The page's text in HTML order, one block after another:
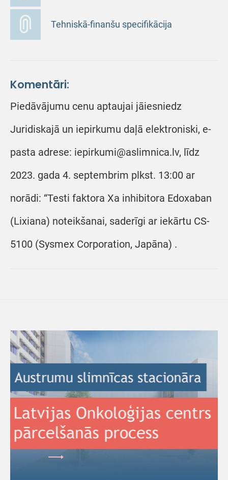
Tehniskā-finanšu specifikācija
Komentāri:
Piedāvājumu cenu aptaujai jāiesniedz
Juridiskajā un iepirkumu daļā elektroniski, e-
pasta adrese: iepirkumi@aslimnica.lv, līdz
2023. gada 4. septembrim plkst. 13:00 ar
norādi: “Testi faktora Xa inhibitora Edoxaban
(Lixiana) noteikšanai, saderīgi ar iekārtu CS-
5100 (Sysmex Corporation, Japāna) .